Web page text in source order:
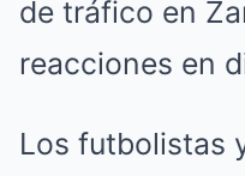
Los futbolistas